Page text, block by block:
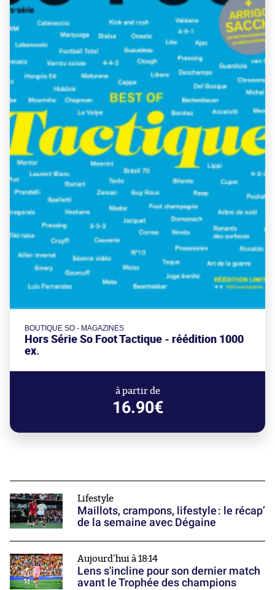
BOUTIQUE SO - MAGAZINES
Hors Série So Foot Tactique - réédition 1000
ex.
à partir de
16.90€
Lifestyle
Maillots, crampons, lifestyle : le récap’
de la semaine avec Dégaine
Aujourd'hui à 18:14
Lens s'incline pour son dernier match
avant le Trophée des champions